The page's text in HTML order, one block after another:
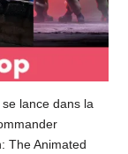
lance dans la
The Animated